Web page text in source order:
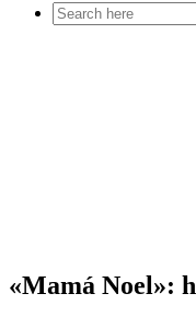
Search
for:
«Mamá Noel»: